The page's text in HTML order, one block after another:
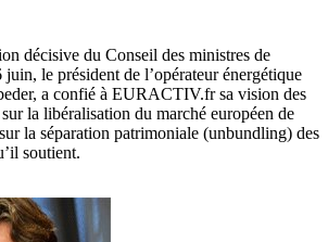
décisive du Conseil des ministres de
juin, le président de l’opérateur énergétique
a confié à EURACTIV.fr sa vision des
la libéralisation du marché européen de
la séparation patrimoniale (unbundling) des
soutient.